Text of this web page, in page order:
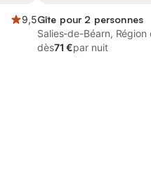
9,5Gîte pour 2 personnes
Salies-de-Béarn, Région
dès71 €par nuit